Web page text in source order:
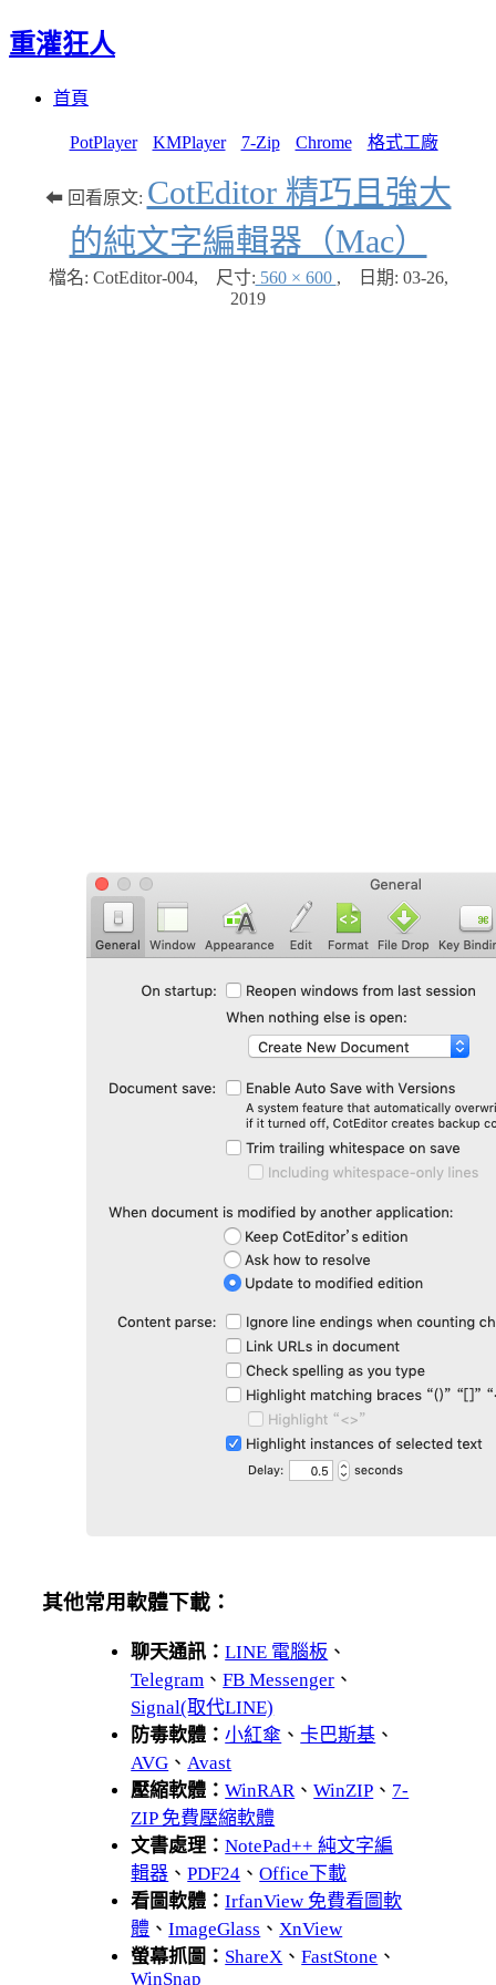
重灌狂人
首頁
PotPlayer KMPlayer 7-Zip Chrome 格式工廠
⬅ 回看原文: CotEditor 精巧且強大
的純文字編輯器（Mac）
檔名: CotEditor-004, 尺寸: 560 × 600 , 日期: 03-26,
2019
其他常用軟體下載：
聊天通訊：LINE 電腦板 、
Telegram 、FB Messenger 、
Signal(取代LINE)
防毒軟體：小紅傘 、卡巴斯基 、
AVG 、 Avast
壓縮軟體：WinRAR 、WinZIP 、 7-
ZIP 免費壓縮軟體
文書處理：NotePad++ 純文字編
輯器 、PDF24 、Office下載
看圖軟體：IrfanView 免費看圖軟
體 、ImageGlass 、 XnView
螢幕抓圖： ShareX 、FastStone 、
WinSnap